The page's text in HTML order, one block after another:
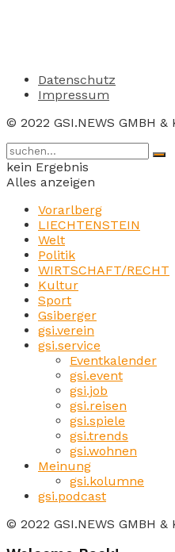
Datenschutz
Impressum
© 2022 GSI.NEWS GMBH &
kein Ergebnis
Alles anzeigen
Vorarlberg
LIECHTENSTEIN
Welt
Politik
WIRTSCHAFT/RECHT
Kultur
Sport
Gsiberger
gsi.verein
gsi.service
Eventkalender
gsi.event
gsi.job
gsi.reisen
gsi.spiele
gsi.trends
gsi.wohnen
Meinung
gsi.kolumne
gsi.podcast
© 2022 GSI.NEWS GMBH &